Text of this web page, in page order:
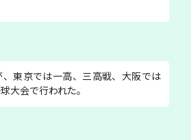
東京では一高、三高戦、大阪では
大会で行われた。